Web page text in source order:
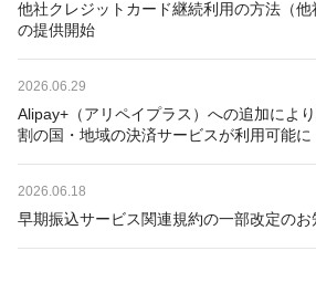
他社クレジットカード継続利用の方法（他
の提供開始
2026.06.29
Alipay+（アリペイプラス）への追加によ
割の国・地域の決済サービスが利用可能に
2026.06.18
早期振込サービス関連規約の一部改定のお